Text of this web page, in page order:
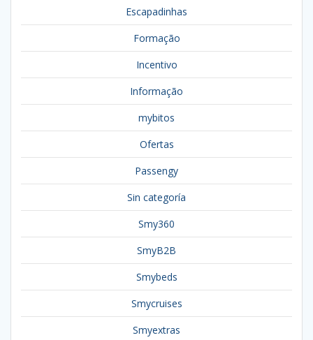
Escapadinhas
Formação
Incentivo
Informação
mybitos
Ofertas
Passengy
Sin categoría
Smy360
SmyB2B
Smybeds
Smycruises
Smyextras